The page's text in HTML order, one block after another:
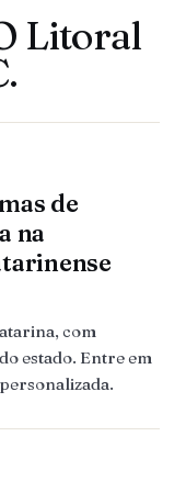
Litoral
de
na
com
estado. Entre em